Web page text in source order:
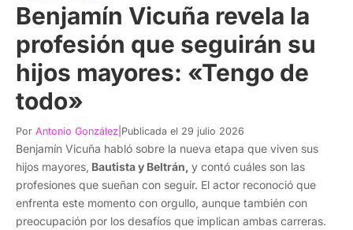
Benjamín Vicuña revela la
profesión que seguirán su
hijos mayores: «Tengo de
todo»
Por Antonio González Publicada el 29 julio 2026
Benjamín Vicuña habló sobre la nueva etapa que viven sus
hijos mayores, Bautista y Beltrán, y contó cuáles son las
profesiones que sueñan con seguir. El actor reconoció que
enfrenta este momento con orgullo, aunque también con
preocupación por los desafíos que implican ambas carreras.